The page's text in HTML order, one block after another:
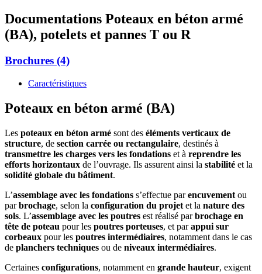
Documentations Poteaux en béton armé
(BA), potelets et pannes T ou R
Brochures (4)
Caractéristiques
Poteaux en béton armé (BA)
Les poteaux en béton armé sont des éléments verticaux de
structure, de section carrée ou rectangulaire, destinés à
transmettre les charges vers les fondations et à reprendre les
efforts horizontaux de l’ouvrage. Ils assurent ainsi la stabilité et la
solidité globale du bâtiment.
L’assemblage avec les fondations s’effectue parencuvement ou
parbrochage, selon la configuration du projet et la nature des
sols. L’assemblage avec les poutres est réalisé parbrochage en
tête de poteau pour les poutres porteuses, et parappui sur
corbeaux pour les poutres intermédiaires, notamment dans le cas
de planchers techniques ou de niveaux intermédiaires.
Certaines configurations, notamment en grande hauteur, exigent